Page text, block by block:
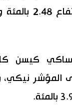
المؤشر